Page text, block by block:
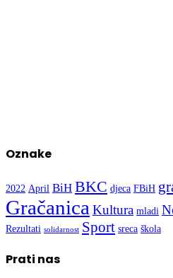
Oznake
2022 April BiH BKC djeca FBiH
Gračanica Kultura mladi
Rezultati solidarnost Sport sreca škola
Prati nas